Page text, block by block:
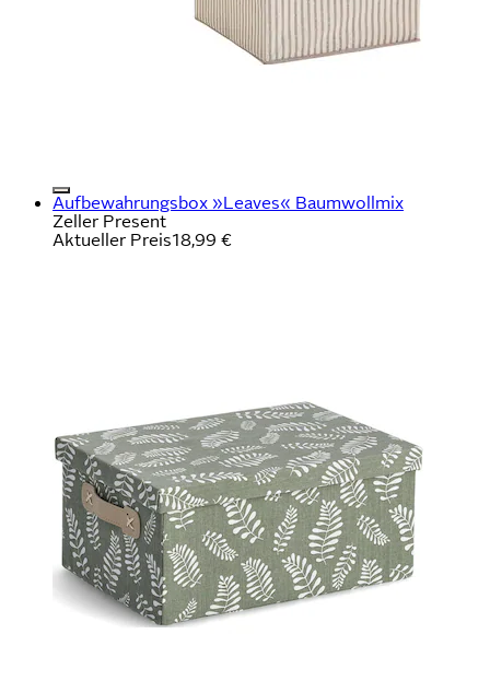
Aufbewahrungsbox »Leaves« Baumwollmix
Zeller Present
Aktueller Preis18,99 €